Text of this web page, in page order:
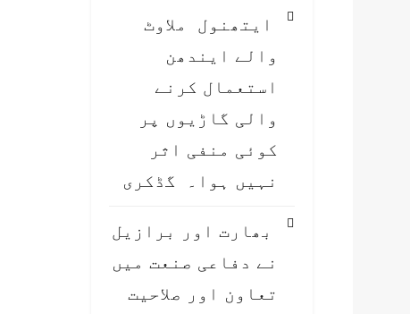
ایتھنول ملاوٹ
والے ایندھن
استعمال کرنے
والی گاڑیوں پر
کوئی منفی اثر
نہیں ہوا۔ گڈکری
بھارت اور برازیل
نے دفاعی صنعت میں
تعاون اور صلاحیت